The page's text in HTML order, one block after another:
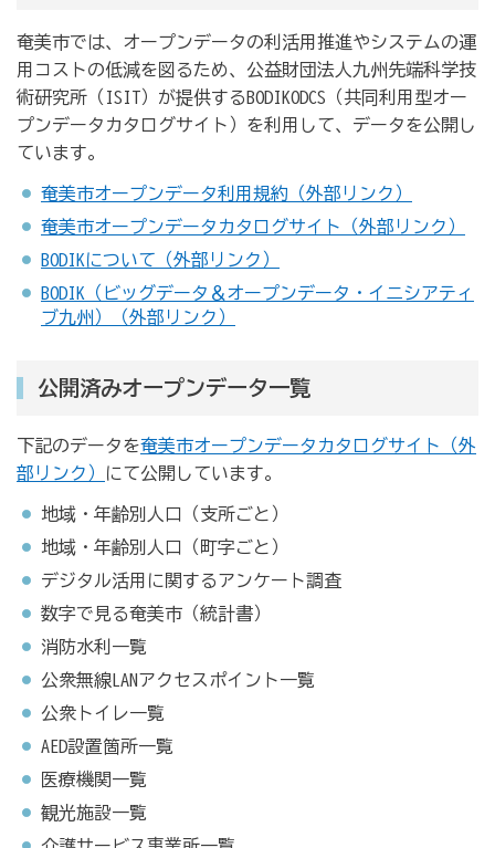
奄美市では、オープンデータの利活用推進やシステムの運
用コストの低減を図るため、公益財団法人九州先端科学技
術研究所（ISIT）が提供するBODIKODCS（共同利用型オー
プンデータカタログサイト）を利用して、データを公開し
ています。
奄美市オープンデータ利用規約（外部リンク）
奄美市オープンデータカタログサイト（外部リンク）
BODIKについて（外部リンク）
BODIK（ビッグデータ＆オープンデータ・イニシアティ
ブ九州）（外部リンク）
公開済みオープンデータ一覧
下記のデータを奄美市オープンデータカタログサイト（外
部リンク）
にて公開しています。
地域・年齢別人口（支所ごと）
地域・年齢別人口（町字ごと）
デジタル活用に関するアンケート調査
数字で見る奄美市（統計書）
消防水利一覧
公衆無線LANアクセスポイント一覧
公衆トイレ一覧
AED設置箇所一覧
医療機関一覧
観光施設一覧